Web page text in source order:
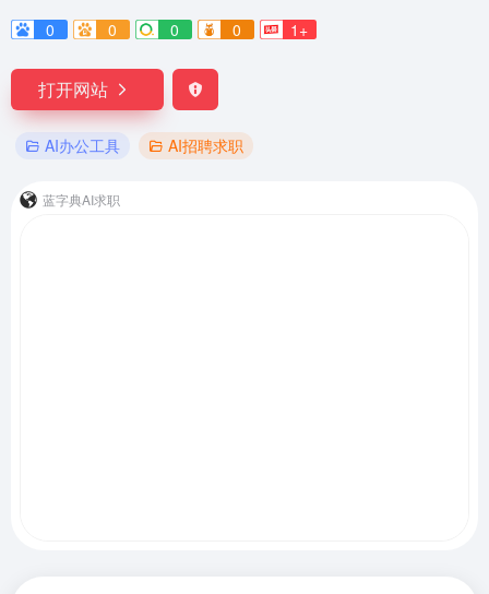
0
0 0 0 1+
打开网站
AI办公工具 AI招聘求职
蓝字典AI求职